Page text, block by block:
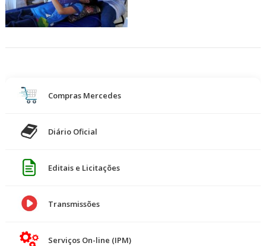
Compras Mercedes
Diário Oficial
Editais e Licitações
Transmissões
Serviços On-line (IPM)